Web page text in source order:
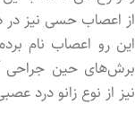
از اعصاب حسی نیز در
این رو اعصاب نام
برش‌های حین جراحی
نیز از نوع زانو درد